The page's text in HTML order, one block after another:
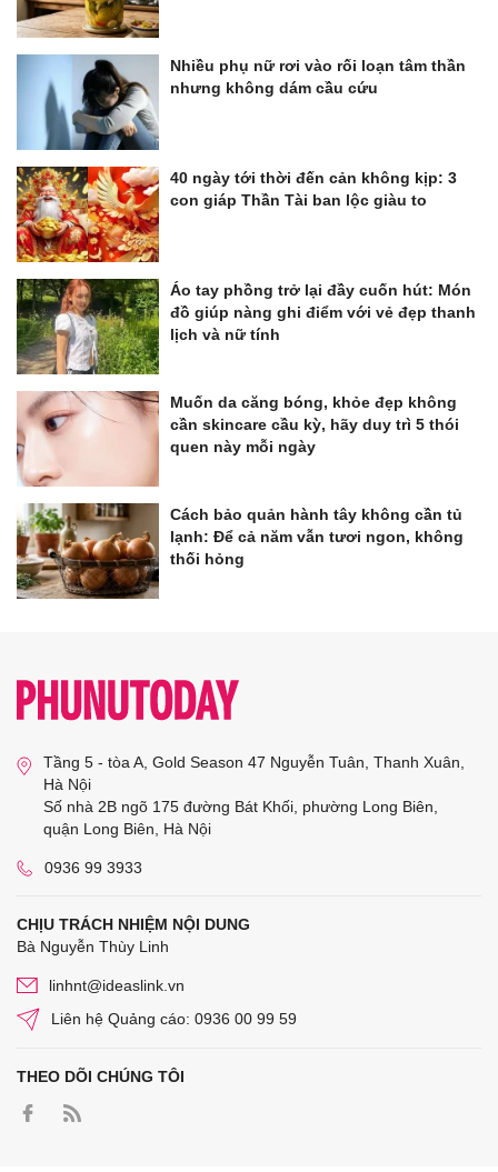
Nhiều phụ nữ rơi vào rối loạn tâm thần
nhưng không dám cầu cứu
40 ngày tới thời đến cản không kịp: 3
con giáp Thần Tài ban lộc giàu to
Áo tay phồng trở lại đầy cuốn hút: Món
đồ giúp nàng ghi điểm với vẻ đẹp thanh
lịch và nữ tính
Muốn da căng bóng, khỏe đẹp không
cần skincare cầu kỳ, hãy duy trì 5 thói
quen này mỗi ngày
Cách bảo quản hành tây không cần tủ
lạnh: Để cả năm vẫn tươi ngon, không
thối hỏng
Tầng 5 - tòa A, Gold Season 47 Nguyễn Tuân, Thanh Xuân,
Hà Nội
Số nhà 2B ngõ 175 đường Bát Khối, phường Long Biên,
quận Long Biên, Hà Nội
0936 99 3933
CHỊU TRÁCH NHIỆM NỘI DUNG
Bà Nguyễn Thùy Linh
linhnt@ideaslink.vn
Liên hệ Quảng cáo: 0936 00 99 59
THEO DÕI CHÚNG TÔI